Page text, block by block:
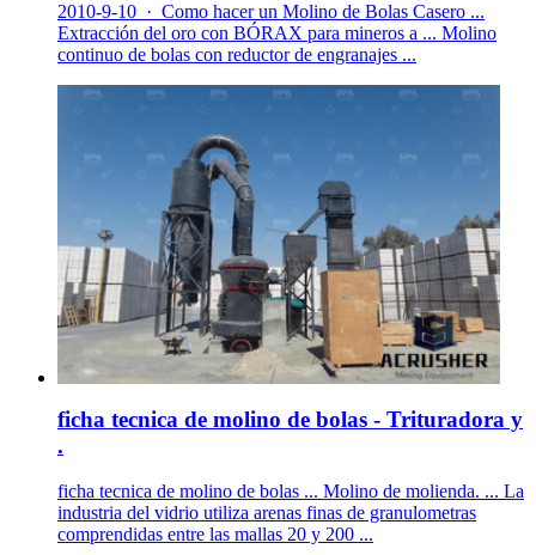
2010-9-10 · Como hacer un Molino de Bolas Casero ...
Extracción del oro con BÓRAX para mineros a ... Molino
continuo de bolas con reductor de engranajes ...
ficha tecnica de molino de bolas - Trituradora y
.
ficha tecnica de molino de bolas ... Molino de molienda. ... La
industria del vidrio utiliza arenas finas de granulometras
comprendidas entre las mallas 20 y 200 ...